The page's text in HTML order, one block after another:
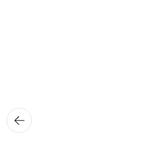
뒤로가
기